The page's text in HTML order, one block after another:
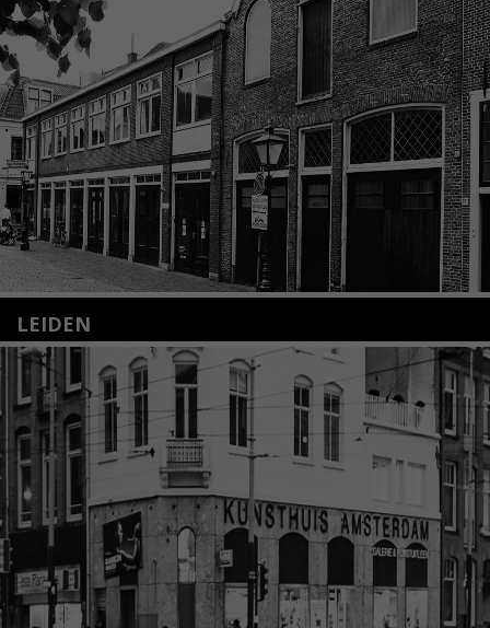
LEIDEN
Nieuwstraat 35
2312 KA Leiden
+31(0)71 – 52 84 480
info@kunsthuisleiden.nl
Lees meer